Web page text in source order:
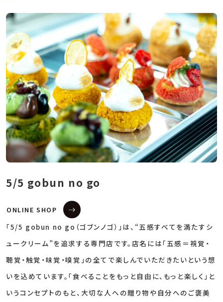
5/5 gobun no go
ONLINE SHOP
「5/5 gobun no go（ゴブンノゴ）」は、“五感すべてを満たすシ
ュークリーム”を追求する専門店です。店名には「五感＝視覚・
聴覚・触覚・味覚・嗅覚」の全てで楽しんでいただきたいという想
いを込めています。「食べることをもっと自由に、もっと楽しく」と
いうコンセプトのもと、大切な人への贈り物や自分へのご褒美